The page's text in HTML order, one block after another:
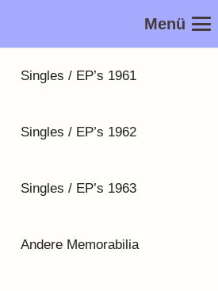
Menü
Singles / EP’s 1961
Singles / EP’s 1962
Singles / EP’s 1963
Andere Memorabilia